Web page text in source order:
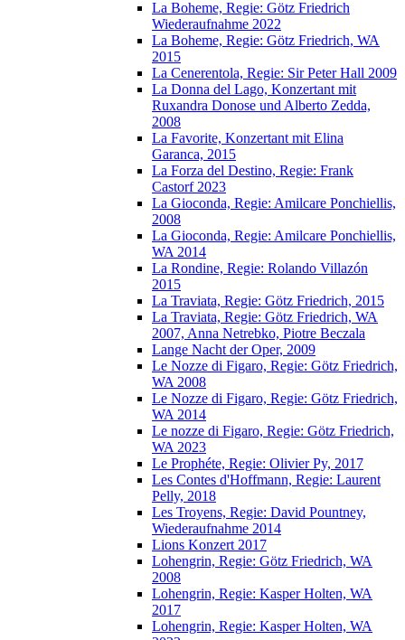
La Boheme, Regie: Götz Friedrich
Wiederaufnahme 2022
La Boheme, Regie: Götz Friedrich, WA
2015
La Cenerentola, Regie: Sir Peter Hall 2009
La Donna del Lago, Konzertant mit
Ruxandra Donose und Alberto Zedda,
2008
La Favorite, Konzertant mit Elina
Garanca, 2015
La Forza del Destino, Regie: Frank
Castorf 2023
La Gioconda, Regie: Amilcare Ponchiellis,
2008
La Gioconda, Regie: Amilcare Ponchiellis,
WA 2014
La Rondine, Regie: Rolando Villazón
2015
La Traviata, Regie: Götz Friedrich, 2015
La Traviata, Regie: Götz Friedrich, WA
2007, Anna Netrebko, Piotre Beczala
Lange Nacht der Oper, 2009
Le Nozze di Figaro, Regie: Götz Friedrich,
WA 2008
Le Nozze di Figaro, Regie: Götz Friedrich,
WA 2014
Le nozze di Figaro, Regie: Götz Friedrich,
WA 2023
Le Prophéte, Regie: Olivier Py, 2017
Les Contes d'Hoffmann, Regie: Laurent
Pelly, 2018
Les Troyens, Regie: David Pountney,
Wiederaufnahme 2014
Lions Konzert 2017
Lohengrin, Regie: Götz Friedrich, WA
2008
Lohengrin, Regie: Kasper Holten, WA
2017
Lohengrin, Regie: Kasper Holten, WA